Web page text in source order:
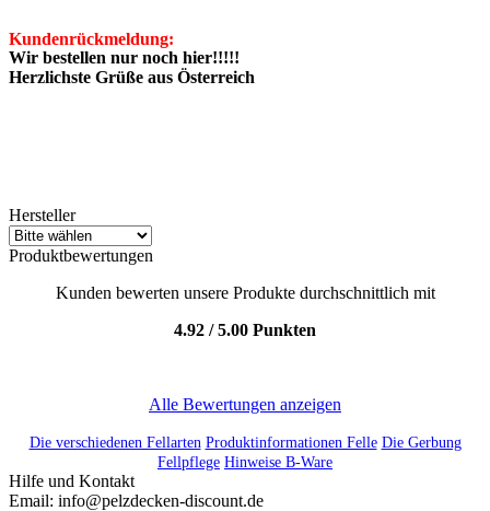
Rabatt - Aktion!
Unser Geschenk für Sie:
30 % Prozent Reduziert!
Kundenrückmeldung:
Wir bestellen nur noch hier!!!!!
Herzlichste Grüße aus Österreich
Hersteller
Produktbewertungen
Kunden bewerten unsere Produkte durch­schnittlich mit
4.92 / 5.00 Punkten
Alle Bewertungen anzeigen
Die verschiedenen Fellarten Produktinformationen Felle Die Gerbung
Fellpflege Hinweise B-Ware
Hilfe und Kontakt
Email: info@pelzdecken-discount.de